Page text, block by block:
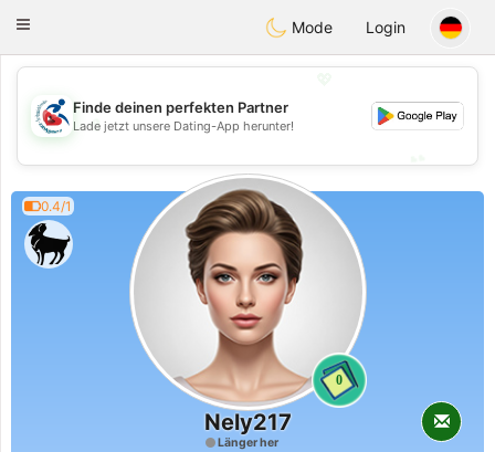
Handi Space
Toggle
Mode Login
💖
💕
Finde deinen perfekten Partner
Lade jetzt unsere Dating-App herunter!
0.4/1
0
Nely217
Länger her